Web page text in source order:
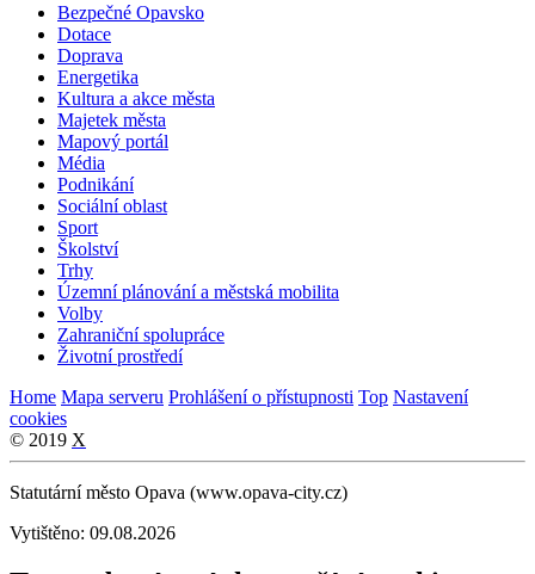
Bezpečné Opavsko
Dotace
Doprava
Energetika
Kultura a akce města
Majetek města
Mapový portál
Média
Podnikání
Sociální oblast
Sport
Školství
Trhy
Územní plánování a městská mobilita
Volby
Zahraniční spolupráce
Životní prostředí
Home Mapa serveru Prohlášení o přístupnosti Top Nastavení
cookies
© 2019 X
Statutární město Opava (www.opava-city.cz)
Vytištěno: 09.08.2026